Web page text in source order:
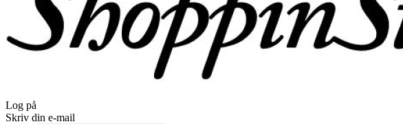
Log på
Skriv din e-mail